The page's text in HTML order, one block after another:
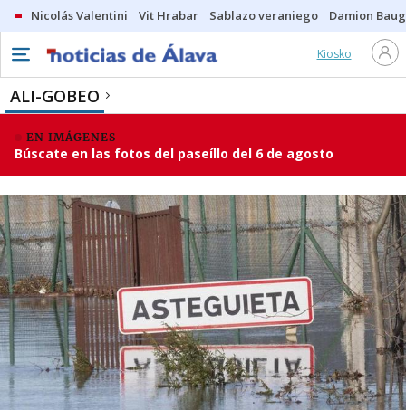
Nicolás Valentini Vit Hrabar Sablazo veraniego Damion
Kiosko
ALI-GOBEO
EN IMÁGENES
Búscate en las fotos del paseíllo del 6 de agosto